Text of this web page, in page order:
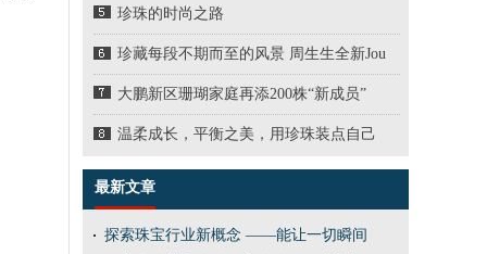
珍珠的时尚之路
珍藏每段不期而至的风景 周生生全新Jou
大鹏新区珊瑚家庭再添200株“新成员”
温柔成长，平衡之美，用珍珠装点自己
最新文章
探索珠宝行业新概念 ——能让一切瞬间